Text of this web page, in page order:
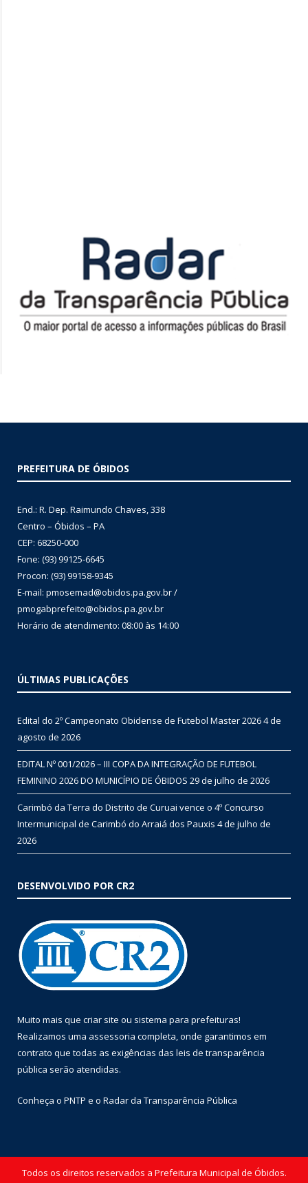
PREFEITURA DE ÓBIDOS
End.: R. Dep. Raimundo Chaves, 338
Centro – Óbidos – PA
CEP: 68250-000
Fone: (93) 99125-6645
Procon: (93) 99158-9345
E-mail: pmosemad@obidos.pa.gov.br /
pmogabprefeito@obidos.pa.gov.br
Horário de atendimento: 08:00 às 14:00
ÚLTIMAS PUBLICAÇÕES
Edital do 2º Campeonato Obidense de Futebol Master 20264 de
agosto de 2026
EDITAL Nº 001/2026 – III COPA DA INTEGRAÇÃO DE FUTEBOL
FEMININO 2026 DO MUNICÍPIO DE ÓBIDOS 29 de julho de 2026
Carimbó da Terra do Distrito de Curuai vence o 4º Concurso
Intermunicipal de Carimbó do Arraiá dos Pauxis 4 de julho de
2026
DESENVOLVIDO POR CR2
Muito mais que criar site ou sistema para prefeituras!
Realizamos uma assessoria completa, onde garantimos em
contrato que todas as exigências das leis de transparência
pública serão atendidas.
Conheça o PNTP e o Radar da Transparência Pública
Todos os direitos reservados a Prefeitura Municipal de Óbidos.